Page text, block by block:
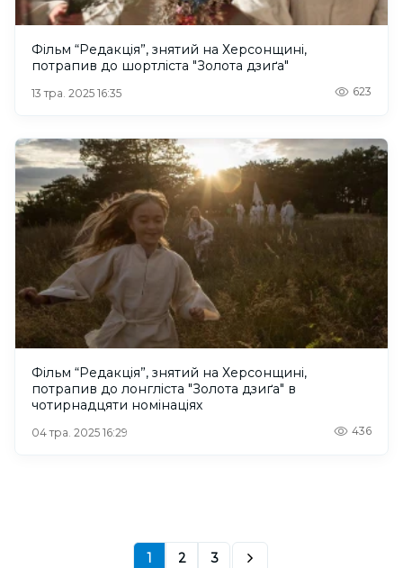
Фільм “Редакція”, знятий на Херсонщині,
потрапив до шортліста "Золота дзиґа"
13 тра. 2025 16:35 623
Фільм “Редакція”, знятий на Херсонщині,
потрапив до лонгліста "Золота дзиґа" в
чотирнадцяти номінаціях
04 тра. 2025 16:29 436
1 2 3